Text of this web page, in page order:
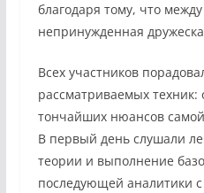
благодаря тому, что
непринужденная
Всех участников
рассматриваемых
тончайших нюансов
В первый день слушали
теории и выполнение
последующей аналитики